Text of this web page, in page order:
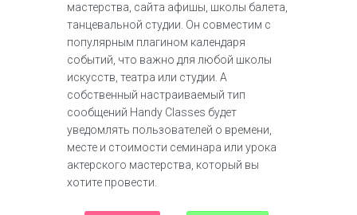
мастерства, сайта афишы, школы балета,
танцевальной студии. Он совместим с
популярным плагином календаря
событий, что важно для любой школы
искусств, театра или студии. А
собственный настраиваемый тип
сообщений Handy Classes будет
уведомлять пользователей о времени,
месте и стоимости семинара или урока
актерского мастерства, который вы
хотите провести.